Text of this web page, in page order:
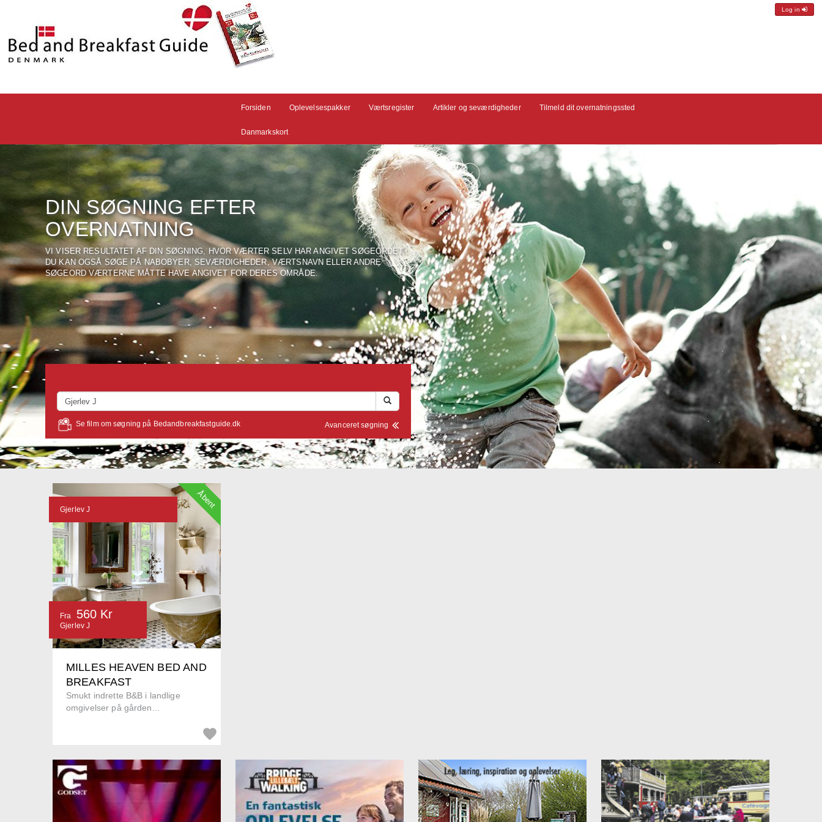
Log in
Forsiden Oplevelsespakker Værtsregister Artikler og seværdigheder Tilmeld dit overnatningssted
Danmarkskort
DIN SØGNING EFTER
OVERNATNING
VI VISER RESULTATET AF DIN SØGNING, HVOR VÆRTER SELV HAR ANGIVET SØGEORDET.
DU KAN OGSÅ SØGE PÅ NABOBYER, SEVÆRDIGHEDER, VÆRTSNAVN ELLER ANDRE
SØGEORD VÆRTERNE MÅTTE HAVE ANGIVET FOR DERES OMRÅDE.
Avanceret søgning
Se film om søgning på Bedandbreakfastguide.dk
MILLES HEAVEN BED AND
BREAKFAST
Smukt indrette B&B i landlige
omgivelser på gården...
Gjerlev J
Fra 560 Kr
Gjerlev J
Åbent